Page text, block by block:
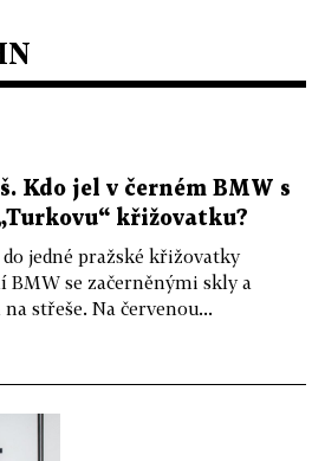
Kdo jel v černém BMW s
křižovatku?
jedné pražské křižovatky
se začerněnými skly a
střeše. Na červenou...